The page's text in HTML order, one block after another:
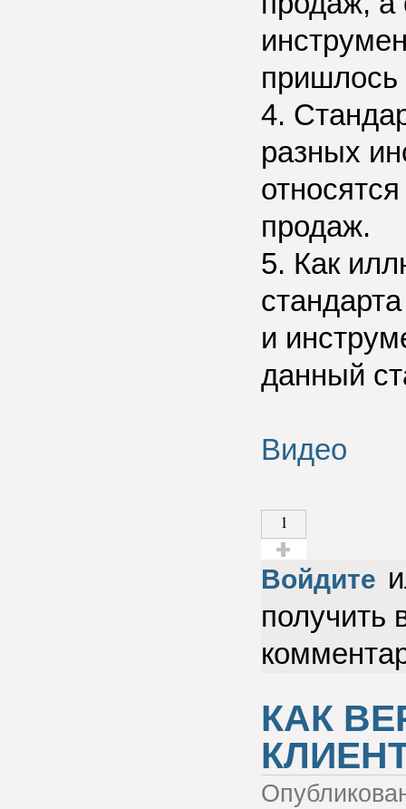
пришлось
4.
разных
продаж.
5. Как
и
данный
Видео
1
Голос за!
Войдите
получить
КАК